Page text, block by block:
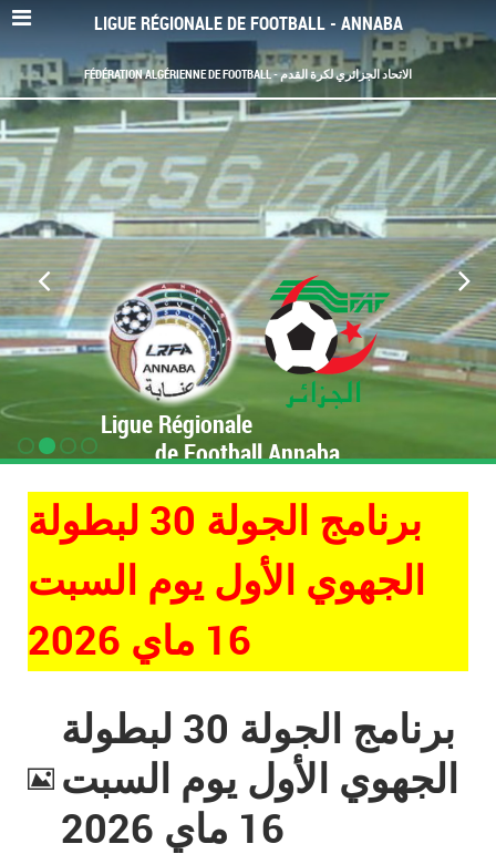
LIGUE RÉGIONALE DE FOOTBALL - ANNABA
FÉDÉRATION ALGÉRIENNE DE FOOTBALL - الاتحاد الجزائري لكرة القدم
Ligue Régionale
de Football Annaba
برنامج الجولة 30 لبطولة
الجهوي الأول يوم السبت
16 ماي 2026
Image
برنامج الجولة 30 لبطولة
الجهوي الأول يوم السبت
16 ماي 2026